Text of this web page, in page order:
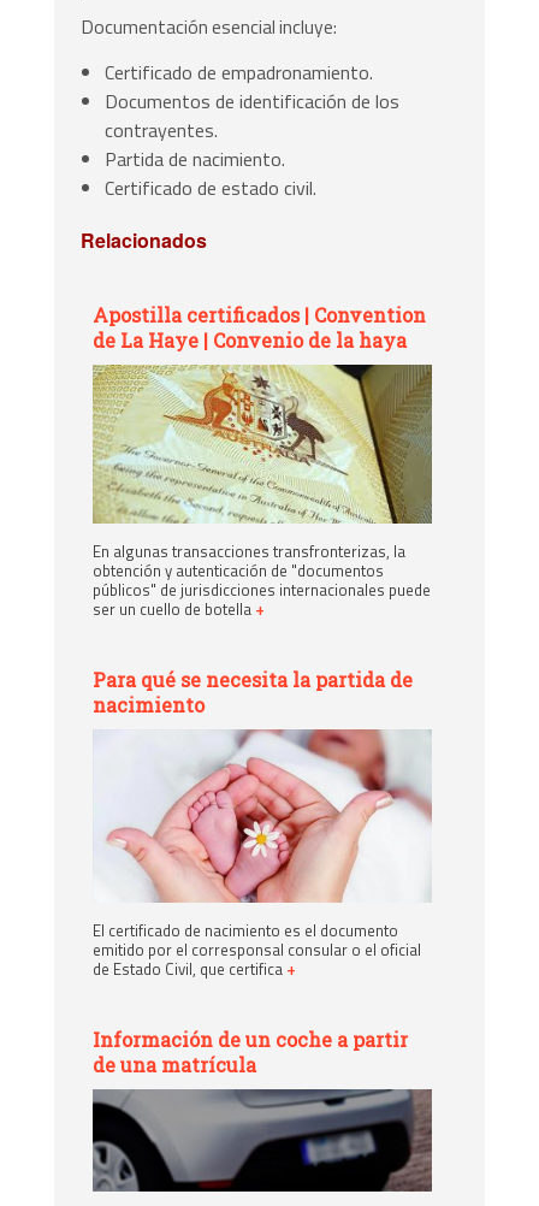
Documentación esencial incluye:
Certificado de empadronamiento.
Documentos de identificación de los
contrayentes.
Partida de nacimiento.
Certificado de estado civil.
Relacionados
Apostilla certificados | Convention
de La Haye | Convenio de la haya
En algunas transacciones transfronterizas, la
obtención y autenticación de "documentos
públicos" de jurisdicciones internacionales puede
ser un cuello de botella +
Para qué se necesita la partida de
nacimiento
El certificado de nacimiento es el documento
emitido por el corresponsal consular o el oficial
de Estado Civil, que certifica +
Información de un coche a partir
de una matrícula